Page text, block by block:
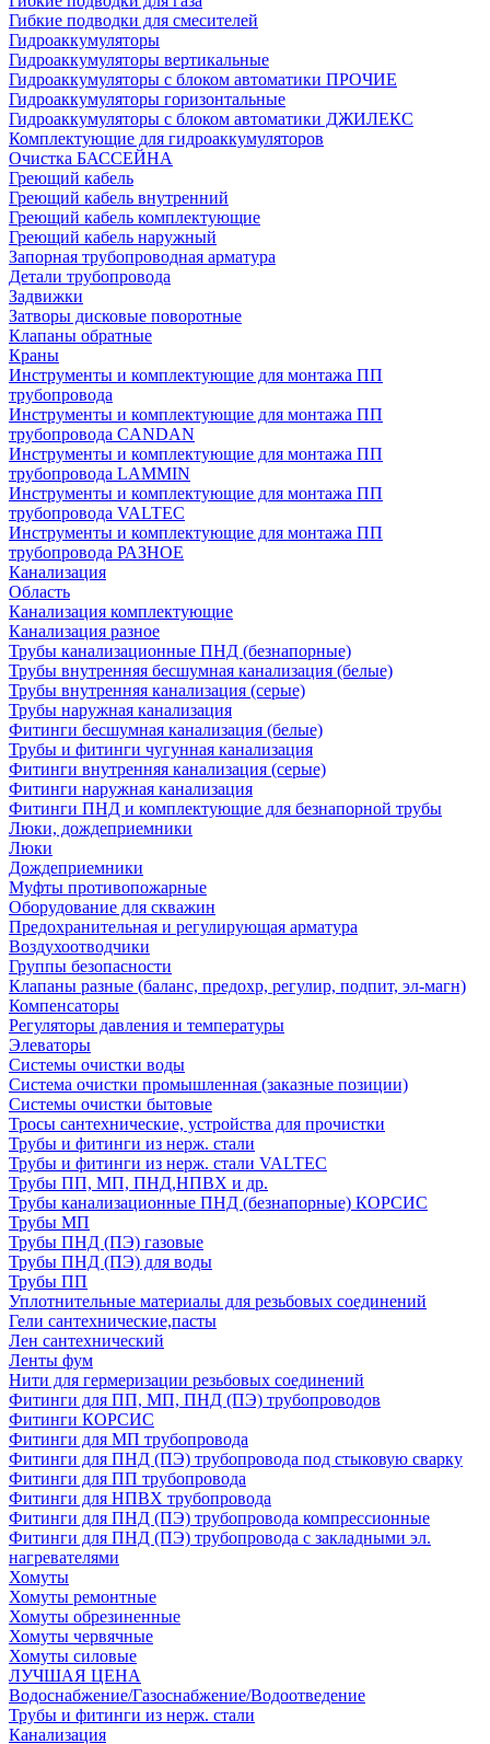
Гибкие подводки для смесителей
Гидроаккумуляторы
Гидроаккумуляторы вертикальные
Гидроаккумуляторы с блоком автоматики ПРОЧИЕ
Гидроаккумуляторы горизонтальные
Гидроаккумуляторы с блоком автоматики ДЖИЛЕКС
Комплектующие для гидроаккумуляторов
Очистка БАССЕЙНА
Греющий кабель
Греющий кабель внутренний
Греющий кабель комплектующие
Греющий кабель наружный
Запорная трубопроводная арматура
Детали трубопровода
Задвижки
Затворы дисковые поворотные
Клапаны обратные
Краны
Инструменты и комплектующие для монтажа ПП
трубопровода
Инструменты и комплектующие для монтажа ПП
трубопровода CANDAN
Инструменты и комплектующие для монтажа ПП
трубопровода LAMMIN
Инструменты и комплектующие для монтажа ПП
трубопровода VALTEC
Инструменты и комплектующие для монтажа ПП
трубопровода РАЗНОЕ
Канализация
Область
Канализация комплектующие
Канализация разное
Трубы канализационные ПНД (безнапорные)
Трубы внутренняя бесшумная канализация (белые)
Трубы внутренняя канализация (серые)
Трубы наружная канализация
Фитинги бесшумная канализация (белые)
Трубы и фитинги чугунная канализация
Фитинги внутренняя канализация (серые)
Фитинги наружная канализация
Фитинги ПНД и комплектующие для безнапорной трубы
Люки, дождеприемники
Люки
Дождеприемники
Муфты противопожарные
Оборудование для скважин
Предохранительная и регулирующая арматура
Воздухоотводчики
Группы безопасности
Клапаны разные (баланс, предохр, регулир, подпит, эл-магн)
Компенсаторы
Регуляторы давления и температуры
Элеваторы
Системы очистки воды
Система очистки промышленная (заказные позиции)
Системы очистки бытовые
Тросы сантехнические, устройства для прочистки
Трубы и фитинги из нерж. стали
Трубы и фитинги из нерж. стали VALTEC
Трубы ПП, МП, ПНД,НПВХ и др.
Трубы канализационные ПНД (безнапорные) КОРСИС
Трубы МП
Трубы ПНД (ПЭ) газовые
Трубы ПНД (ПЭ) для воды
Трубы ПП
Уплотнительные материалы для резьбовых соединений
Гели сантехнические,пасты
Лен сантехнический
Ленты фум
Нити для гермеризации резьбовых соединений
Фитинги для ПП, МП, ПНД (ПЭ) трубопроводов
Фитинги КОРСИС
Фитинги для МП трубопровода
Фитинги для ПНД (ПЭ) трубопровода под стыковую сварку
Фитинги для ПП трубопровода
Фитинги для НПВХ трубопровода
Фитинги для ПНД (ПЭ) трубопровода компрессионные
Фитинги для ПНД (ПЭ) трубопровода с закладными эл.
нагревателями
Хомуты
Хомуты ремонтные
Хомуты обрезиненные
Хомуты червячные
Хомуты силовые
ЛУЧШАЯ ЦЕНА
Водоснабжение/Газоснабжение/Водоотведение
Трубы и фитинги из нерж. стали
Канализация